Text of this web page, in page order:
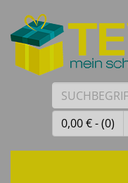
0,00 € - (0)